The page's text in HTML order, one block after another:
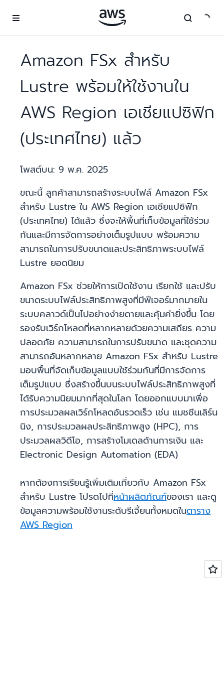
Amazon FSx สำหรับ
Lustre พร้อมให้ใช้งานใน
AWS Region เอเชียแปซิฟิก
(ประเทศไทย) แล้ว
โพสต์บน: 9 พ.ค. 2025
ขณะนี้ ลูกค้าสามารถสร้างระบบไฟล์ Amazon FSx
สำหรับ Lustre ใน AWS Region เอเชียแปซิฟิก
(ประเทศไทย) ได้แล้ว ซึ่งจะให้พื้นที่เก็บข้อมูลที่ใช้ร่วม
กันและมีการจัดการอย่างเต็มรูปแบบ พร้อมความ
สามารถในการปรับขนาดและประสิทธิภาพระบบไฟล์
Lustre ยอดนิยม
Amazon FSx ช่วยให้การเปิดใช้งาน เรียกใช้ และปรับ
ขนาดระบบไฟล์ประสิทธิภาพสูงที่มีฟีเจอร์มากมายใน
ระบบคลาวด์เป็นไปอย่างง่ายดายและคุ้มค่ายิ่งขึ้น โดย
รองรับเวิร์กโหลดที่หลากหลายด้วยความเสถียร ความ
ปลอดภัย ความสามารถในการปรับขนาด และชุดความ
สามารถอันหลากหลาย Amazon FSx สำหรับ Lustre
มอบพื้นที่จัดเก็บข้อมูลแบบใช้ร่วมกันที่มีการจัดการ
เต็มรูปแบบ ซึ่งสร้างขึ้นบนระบบไฟล์ประสิทธิภาพสูงที่
ได้รับความนิยมมากที่สุดในโลก โดยออกแบบมาเพื่อ
การประมวลผลเวิร์กโหลดอันรวดเร็ว เช่น แมชชีนเลิร์น
นิง, การประมวลผลประสิทธิภาพสูง (HPC), การ
ประมวลผลวิดีโอ, การสร้างโมเดลด้านการเงิน และ
Electronic Design Automation (EDA)
หากต้องการเรียนรู้เพิ่มเติมเกี่ยวกับ Amazon FSx
สำหรับ Lustre โปรดไปที่หน้าผลิตภัณฑ์ของเรา และดู
ข้อมูลความพร้อมใช้งานระดับรีเจี้ยนทั้งหมดในตาราง
AWS Region